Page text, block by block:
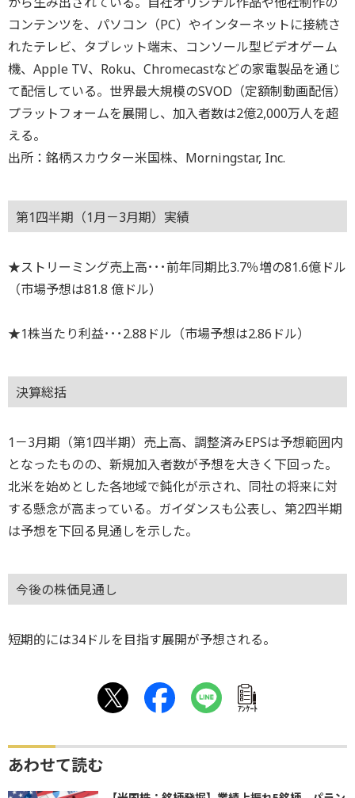
コンテンツを、パソコン（PC）やインターネットに接続さ
れたテレビ、タブレット端末、コンソール型ビデオゲーム
機、Apple TV、Roku、Chromecastなどの家電製品を通じ
て配信している。世界最大規模のSVOD（定額制動画配信）
プラットフォームを展開し、加入者数は2億2,000万人を超
える。
出所：銘柄スカウター米国株、Morningstar, Inc.
第1四半期（1月－3月期）実績
★ストリーミング売上高･･･前年同期比3.7％増の81.6億ドル
（市場予想は81.8 億ドル）
★1株当たり利益･･･2.88ドル（市場予想は2.86ドル）
決算総括
1－3月期（第1四半期）売上高、調整済みEPSは予想範囲内
となったものの、新規加入者数が予想を大きく下回った。
北米を始めとした各地域で鈍化が示され、同社の将来に対
する懸念が高まっている。ガイダンスも公表し、第2四半期
は予想を下回る見通しを示した。
今後の株価見通し
短期的には34ドルを目指す展開が予想される。
ｱﾝｹｰﾄ
あわせて読む